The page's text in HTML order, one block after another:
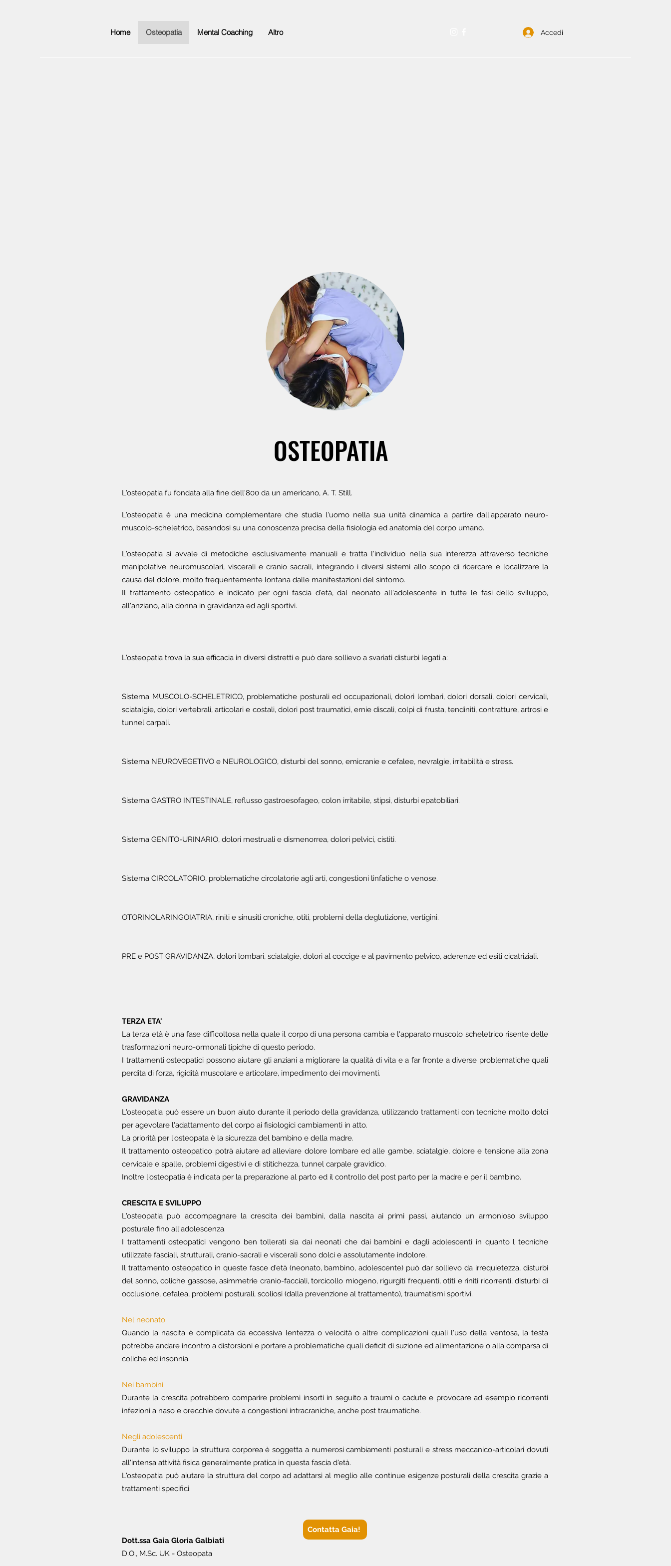
Accedi
Home Osteopatia Mental Coaching Altro
OSTEOPATIA
L'osteopatia fu fondata alla fine dell'800 da un americano, A. T. Still.
L'osteopatia è una medicina complementare che studia l'uomo nella sua unità dinamica a partire dall'apparato neuro-
muscolo-scheletrico, basandosi su una conoscenza precisa della fisiologia ed anatomia del corpo umano.
L'osteopatia si avvale di metodiche esclusivamente manuali e tratta l'individuo nella sua interezza attraverso tecniche
manipolative neuromuscolari, viscerali e cranio sacrali, integrando i diversi sistemi allo scopo di ricercare e localizzare la
causa del dolore, molto frequentemente lontana dalle manifestazioni del sintomo.
Il trattamento osteopatico è indicato per ogni fascia d'età, dal neonato all'adolescente in tutte le fasi dello sviluppo,
all'anziano, alla donna in gravidanza ed agli sportivi.
L'osteopatia trova la sua efficacia in diversi distretti e può dare sollievo a svariati disturbi legati a:
Sistema MUSCOLO-SCHELETRICO, problematiche posturali ed occupazionali, dolori lombari, dolori dorsali, dolori cervicali,
sciatalgie, dolori vertebrali, articolari e costali, dolori post traumatici, ernie discali, colpi di frusta, tendiniti, contratture, artrosi e
tunnel carpali.
Sistema NEUROVEGETIVO e NEUROLOGICO, disturbi del sonno, emicranie e cefalee, nevralgie, irritabilità e stress.
Sistema GASTRO INTESTINALE, reflusso gastroesofageo, colon irritabile, stipsi, disturbi epatobiliari.
Sistema GENITO-URINARIO, dolori mestruali e dismenorrea, dolori pelvici, cistiti.
Sistema CIRCOLATORIO, problematiche circolatorie agli arti, congestioni linfatiche o venose.
OTORINOLARINGOIATRIA, riniti e sinusiti croniche, otiti, problemi della deglutizione, vertigini.
PRE e POST GRAVIDANZA, dolori lombari, sciatalgie, dolori al coccige e al pavimento pelvico, aderenze ed esiti cicatriziali.
TERZA ETA'
La terza età è una fase difficoltosa nella quale il corpo di una persona cambia e l'apparato muscolo scheletrico risente delle
trasformazioni neuro-ormonali tipiche di questo periodo.
I trattamenti osteopatici possono aiutare gli anziani a migliorare la qualità di vita e a far fronte a diverse problematiche quali
perdita di forza, rigidità muscolare e articolare, impedimento dei movimenti.
GRAVIDANZA
L'osteopatia può essere un buon aiuto durante il periodo della gravidanza, utilizzando trattamenti con tecniche molto dolci
per agevolare l'adattamento del corpo ai fisiologici cambiamenti in atto.
La priorità per l'osteopata è la sicurezza del bambino e della madre.
Il trattamento osteopatico potrà aiutare ad alleviare dolore lombare ed alle gambe, sciatalgie, dolore e tensione alla zona
cervicale e spalle, problemi digestivi e di stitichezza, tunnel carpale gravidico.
Inoltre l'osteopatia è indicata per la preparazione al parto ed il controllo del post parto per la madre e per il bambino.
CRESCITA E SVILUPPO
L'osteopatia può accompagnare la crescita dei bambini, dalla nascita ai primi passi, aiutando un armonioso sviluppo
posturale fino all'adolescenza.
I trattamenti osteopatici vengono ben tollerati sia dai neonati che dai bambini e dagli adolescenti in quanto l tecniche
utilizzate fasciali, strutturali, cranio-sacrali e viscerali sono dolci e assolutamente indolore.
Il trattamento osteopatico in queste fasce d'età (neonato, bambino, adolescente) può dar sollievo da irrequietezza, disturbi
del sonno, coliche gassose, asimmetrie cranio-facciali, torcicollo miogeno, rigurgiti frequenti, otiti e riniti ricorrenti, disturbi di
occlusione, cefalea, problemi posturali, scoliosi (dalla prevenzione al trattamento), traumatismi sportivi.
Nel neonato
Quando la nascita è complicata da eccessiva lentezza o velocità o altre complicazioni quali l'uso della ventosa, la testa
potrebbe andare incontro a distorsioni e portare a problematiche quali deficit di suzione ed alimentazione o alla comparsa di
coliche ed insonnia.
Nei bambini
Durante la crescita potrebbero comparire problemi insorti in seguito a traumi o cadute e provocare ad esempio ricorrenti
infezioni a naso e orecchie dovute a congestioni intracraniche, anche post traumatiche.
Negli adolescenti
Durante lo sviluppo la struttura corporea è soggetta a numerosi cambiamenti posturali e stress meccanico-articolari dovuti
all'intensa attività fisica generalmente pratica in questa fascia d'età.
L'osteopatia può aiutare la struttura del corpo ad adattarsi al meglio alle continue esigenze posturali della crescita grazie a
trattamenti specifici.
Dott.ssa Gaia Gloria Galbiati
D.O., M.Sc. UK - Osteopata
Contatta Gaia!